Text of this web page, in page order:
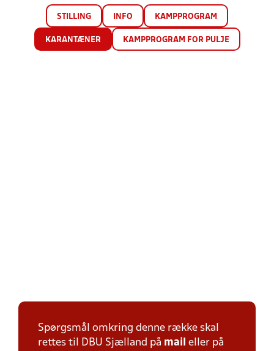
STILLING INFO KAMPPROGRAM
KARANTÆNER KAMPPROGRAM FOR PULJE
Spørgsmål omkring denne række skal
rettes til DBU Sjælland på mail eller på